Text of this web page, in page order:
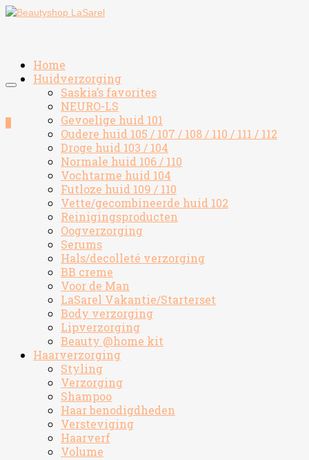
Home
Huidverzorging
Saskia’s favorites
NEURO-LS
Gevoelige huid 101
Oudere huid 105 / 107 / 108 / 110 / 111 / 112
Droge huid 103 / 104
Normale huid 106 / 110
Vochtarme huid 104
Futloze huid 109 / 110
Vette/gecombineerde huid 102
Reinigingsproducten
Oogverzorging
Serums
Hals/decolleté verzorging
BB creme
Voor de Man
LaSarel Vakantie/Starterset
Body verzorging
Lipverzorging
Beauty @home kit
Haarverzorging
Styling
Verzorging
Shampoo
Haar benodigdheden
Versteviging
Haarverf
Volume